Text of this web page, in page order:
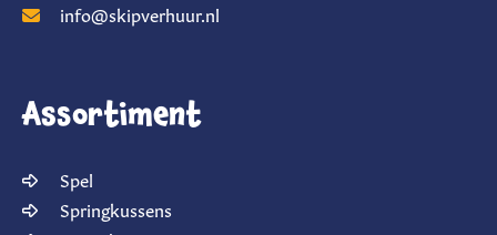
info@skipverhuur.nl
Assortiment
Spel
Springkussens